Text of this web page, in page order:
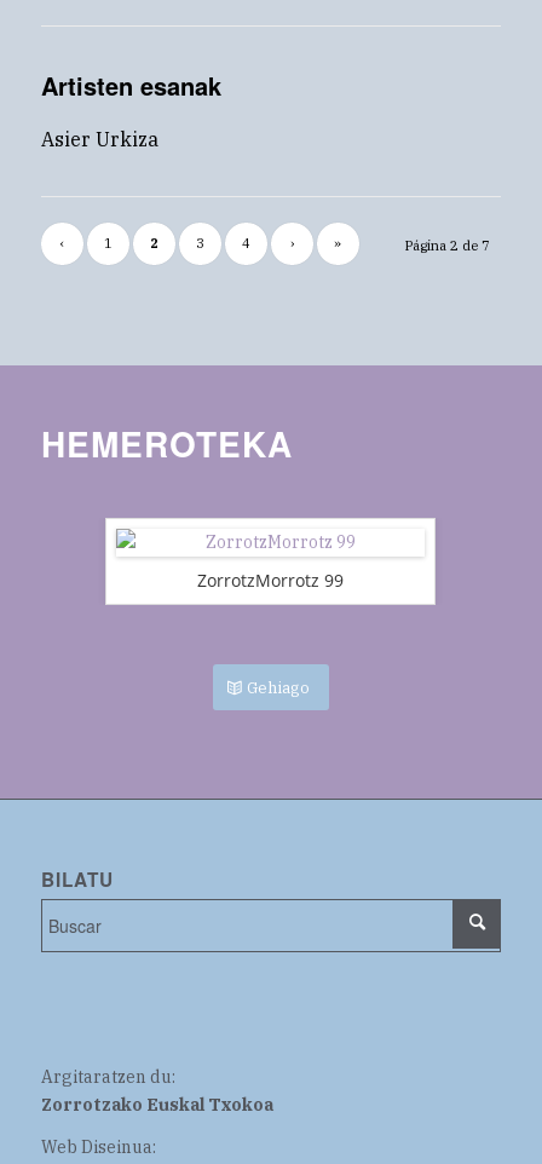
Artisten esanak
Asier Urkiza
Página 2 de 7
‹ 1 2 3 4 › »
HEMEROTEKA
ZorrotzMorrotz 99
Gehiago
BILATU
Argitaratzen du:
Zorrotzako Euskal Txokoa
Web Diseinua: